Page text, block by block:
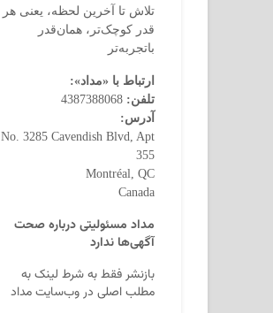
تلاش تا آخرین لحظه، یعنی هر
قدر کوچک‌تر، همان‌قدر
باتجربه‌تر
ارتباط با «مداد»:
تلفن:
آدرس:
No. 3285 Cavendish Blvd, Apt
355
Montréal, QC
Canada
مداد مسئولیتی درباره صحت
آگهی‌ها ندارد
بازنشر فقط به شرط لینک به
مطلب اصلی در وب‌سایت مداد